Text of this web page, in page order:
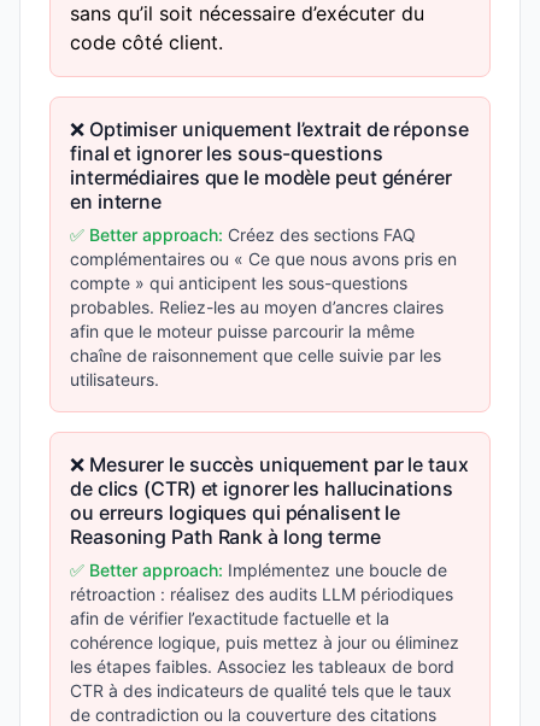
sans qu’il soit nécessaire d’exécuter du
code côté client.
❌ Optimiser uniquement l’extrait de réponse
final et ignorer les sous-questions
intermédiaires que le modèle peut générer
en interne
✅ Better approach: Créez des sections FAQ
complémentaires ou « Ce que nous avons pris en
compte » qui anticipent les sous-questions
probables. Reliez-les au moyen d’ancres claires
afin que le moteur puisse parcourir la même
chaîne de raisonnement que celle suivie par les
utilisateurs.
❌ Mesurer le succès uniquement par le taux
de clics (CTR) et ignorer les hallucinations
ou erreurs logiques qui pénalisent le
Reasoning Path Rank à long terme
✅ Better approach: Implémentez une boucle de
rétroaction : réalisez des audits LLM périodiques
afin de vérifier l’exactitude factuelle et la
cohérence logique, puis mettez à jour ou éliminez
les étapes faibles. Associez les tableaux de bord
CTR à des indicateurs de qualité tels que le taux
de contradiction ou la couverture des citations